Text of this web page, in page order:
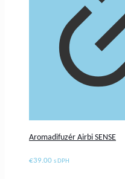
Aromadifuzér Airbi SENSE
€39.00 s DPH